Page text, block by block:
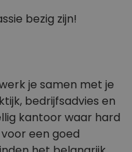
bezig zijn!
je samen met je
bedrijfsadvies en
kantoor waar hard
een goed